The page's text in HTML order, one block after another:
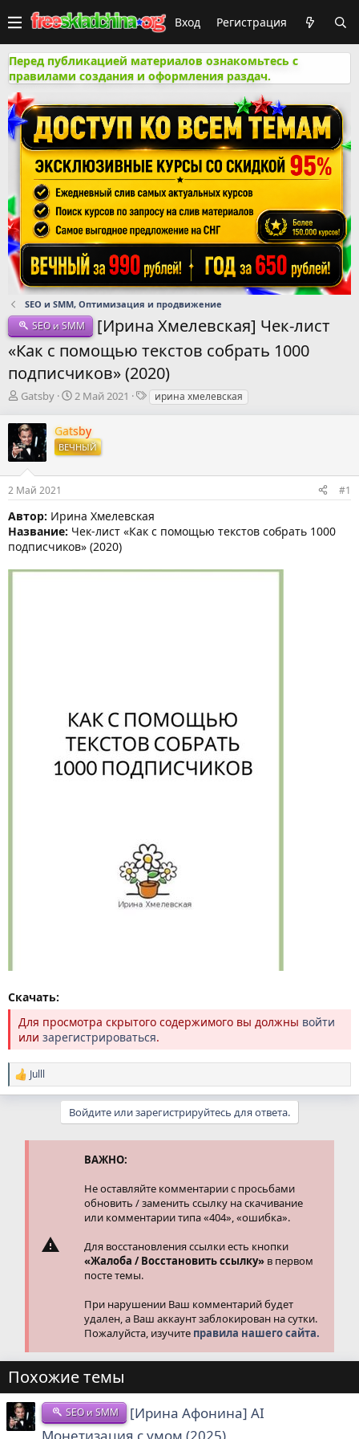
Вход Регистрация
Перед публикацией материалов ознакомьтесь с
правилами создания и оформления раздач.
SEO и SMM, Оптимизация и продвижение
SEO и SMM
[Ирина Хмелевская] Чек-лист
«Как с помощью текстов собрать 1000
подписчиков» (2020)
А
т
о
р
м
ы
Gatsby
Д
т
а
н
а
л
а
2 Май 2021
Тирина хмелевская
Gatsby
ВЕЧНЫЙ
2 Май 2021 #1
Автор: Ирина Хмелевская
Название: Чек-лист «Как с помощью текстов собрать 1000
подписчиков» (2020)
Скачать:
Для просмотра скрытого содержимого вы должны войти
или зарегистрироваться.
Р
е
Julll
Войдите или зарегистрируйтесь для ответа.
ВАЖНО:
Не оставляйте комментарии с просьбами
обновить / заменить ссылку на скачивание
или комментарии типа «404», «ошибка».
Для восстановления ссылки есть кнопки
«Жалоба / Восстановить ссылку» в первом
посте темы.
При нарушении Ваш комментарий будет
удален, а Ваш аккаунт заблокирован на сутки.
Пожалуйста, изучите правила нашего сайта.
Похожие темы
SEO и SMM
[Ирина Афонина] AI
Монетизация с умом (2025)